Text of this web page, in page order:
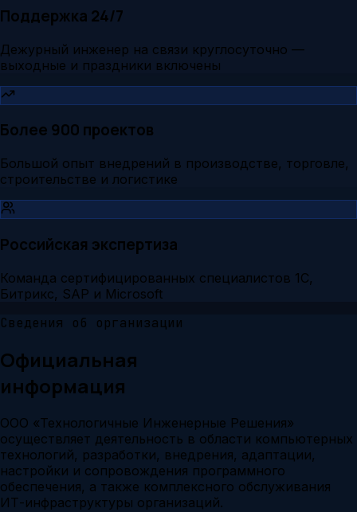
Поддержка 24/7
Дежурный инженер на связи круглосуточно —
выходные и праздники включены
Более 900 проектов
Большой опыт внедрений в производстве, торговле,
строительстве и логистике
Российская экспертиза
Команда сертифицированных специалистов 1С,
Битрикс, SAP и Microsoft
Сведения об организации
Официальная
информация
ООО «Технологичные Инженерные Решения»
осуществляет деятельность в области компьютерных
технологий, разработки, внедрения, адаптации,
настройки и сопровождения программного
обеспечения, а также комплексного обслуживания
ИТ-инфраструктуры организаций.